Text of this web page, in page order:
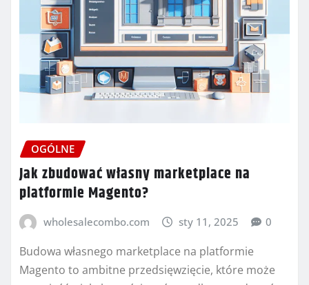
OGÓLNE
Jak zbudować własny marketplace na
platformie Magento?
wholesalecombo.com sty 11, 2025 0
Budowa własnego marketplace na platformie
Magento to ambitne przedsięwzięcie, które może